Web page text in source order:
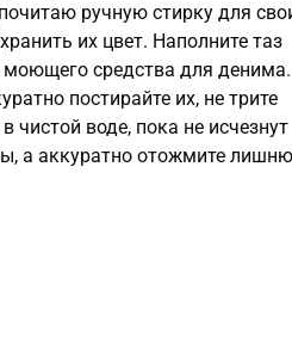
ручную стирку для
их цвет. Наполните таз
моющего средства для денима.
постирайте их, не трите
воде, пока не исчезнут
а аккуратно отожмите